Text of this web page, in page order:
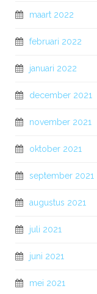
maart 2022
februari 2022
januari 2022
december 2021
november 2021
oktober 2021
september 2021
augustus 2021
juli 2021
juni 2021
mei 2021